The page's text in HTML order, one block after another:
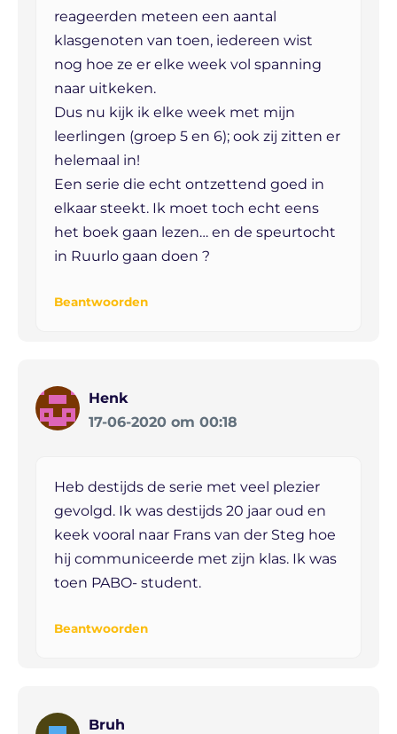
reageerden meteen een aantal
klasgenoten van toen, iedereen wist
nog hoe ze er elke week vol spanning
naar uitkeken.
Dus nu kijk ik elke week met mijn
leerlingen (groep 5 en 6); ook zij zitten er
helemaal in!
Een serie die echt ontzettend goed in
elkaar steekt. Ik moet toch echt eens
het boek gaan lezen… en de speurtocht
in Ruurlo gaan doen ?
Beantwoorden
Henk
17-06-2020 om 00:18
Heb destijds de serie met veel plezier
gevolgd. Ik was destijds 20 jaar oud en
keek vooral naar Frans van der Steg hoe
hij communiceerde met zijn klas. Ik was
toen PABO- student.
Beantwoorden
Bruh